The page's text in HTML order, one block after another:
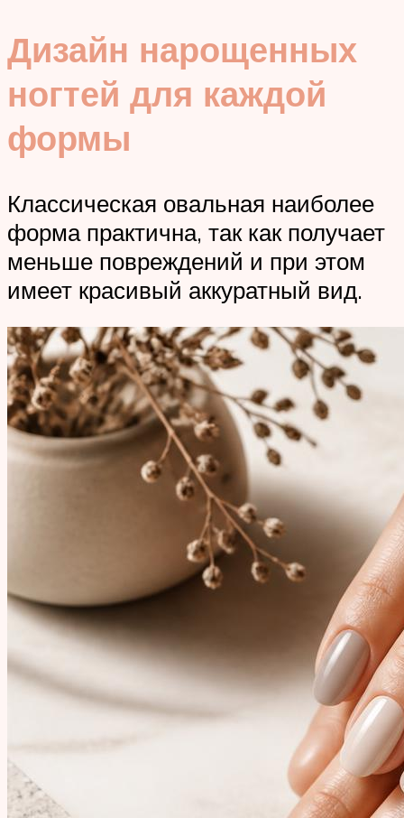
Дизайн нарощенных
ногтей для каждой
формы
Классическая овальная наиболее
форма практична, так как получает
меньше повреждений и при этом
имеет красивый аккуратный вид.